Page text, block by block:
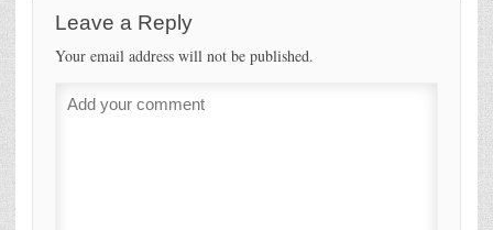
Leave a Reply
Your email address will not be published.